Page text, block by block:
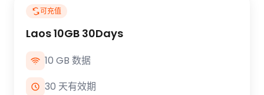
可充值
Laos 10GB 30Days
10 GB 数据
30 天有效期